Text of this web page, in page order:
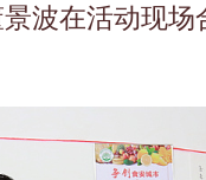
波在活动现场